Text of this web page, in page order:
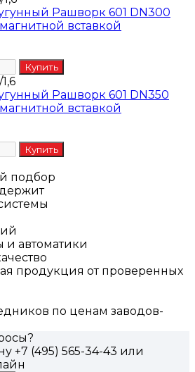
Рашворк 601 DN300
вставкой
Рашворк 601 DN350
вставкой
подбор
и автоматики
продукция от проверенных
по ценам заводов-
+7 (495) 565-34-43 или